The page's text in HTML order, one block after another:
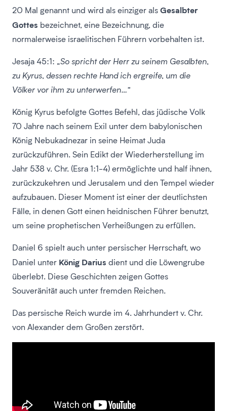
20 Mal genannt und wird als einziger alsGesalbter
Gottes bezeichnet, eine Bezeichnung, die
normalerweise israelitischen Führern vorbehalten ist.
Jesaja 45:1: „So spricht der Herr zu seinem Gesalbten,
zu Kyrus, dessen rechte Hand ich ergreife, um die
Völker vor ihm zu unterwerfen…“
König Kyrus befolgte Gottes Befehl, das jüdische Volk
70 Jahre nach seinem Exil unter dem babylonischen
König Nebukadnezar in seine Heimat Juda
zurückzuführen. Sein Edikt der Wiederherstellung im
Jahr 538 v. Chr. (Esra 1:1-4) ermöglichte und half ihnen,
zurückzukehren und Jerusalem und den Tempel wieder
aufzubauen. Dieser Moment ist einer der deutlichsten
Fälle, in denen Gott einen heidnischen Führer benutzt,
um seine prophetischen Verheißungen zu erfüllen.
Daniel 6 spielt auch unter persischer Herrschaft, wo
Daniel unter König Darius dient und die Löwengrube
überlebt. Diese Geschichten zeigen Gottes
Souveränität auch unter fremden Reichen.
Das persische Reich wurde im 4. Jahrhundert v. Chr.
von Alexander dem Großen zerstört.